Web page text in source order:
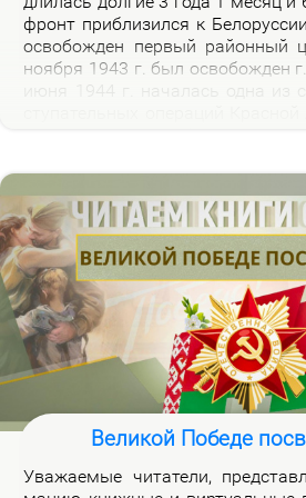
фронт при­бли­зил­ся к
осво­бож­ден пер­вый рай­он­ный
но­яб­ря 1943 г. был осво­бож­ден
за­хват­чи­ков с тер­ри­то­рии
Великой Победе
Ува­жа­е­мые чи­та­те­ли,